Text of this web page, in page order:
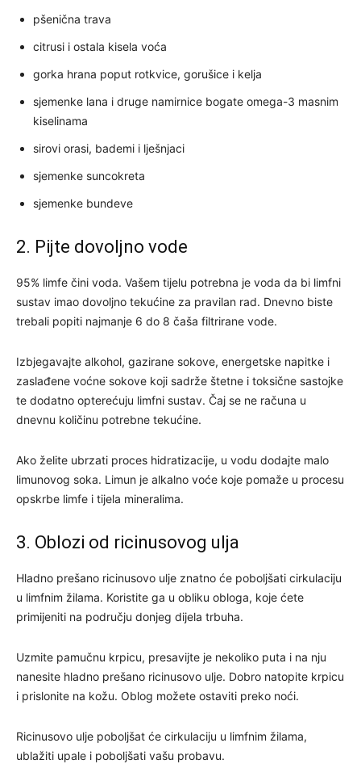
pšenična trava
citrusi i ostala kisela voća
gorka hrana poput rotkvice, gorušice i kelja
sjemenke lana i druge namirnice bogate omega-3 masnim
kiselinama
sirovi orasi, bademi i lješnjaci
sjemenke suncokreta
sjemenke bundeve
2. Pijte dovoljno vode
95% limfe čini voda. Vašem tijelu potrebna je voda da bi limfni
sustav imao dovoljno tekućine za pravilan rad. Dnevno biste
trebali popiti najmanje 6 do 8 čaša filtrirane vode.
Izbjegavajte alkohol, gazirane sokove, energetske napitke i
zaslađene voćne sokove koji sadrže štetne i toksične sastojke
te dodatno opterećuju limfni sustav. Čaj se ne računa u
dnevnu količinu potrebne tekućine.
Ako želite ubrzati proces hidratizacije, u vodu dodajte malo
limunovog soka. Limun je alkalno voće koje pomaže u procesu
opskrbe limfe i tijela mineralima.
3. Oblozi od ricinusovog ulja
Hladno prešano ricinusovo ulje znatno će poboljšati cirkulaciju
u limfnim žilama. Koristite ga u obliku obloga, koje ćete
primijeniti na području donjeg dijela trbuha.
Uzmite pamučnu krpicu, presavijte je nekoliko puta i na nju
nanesite hladno prešano ricinusovo ulje. Dobro natopite krpicu
i prislonite na kožu. Oblog možete ostaviti preko noći.
Ricinusovo ulje poboljšat će cirkulaciju u limfnim žilama,
ublažiti upale i poboljšati vašu probavu.